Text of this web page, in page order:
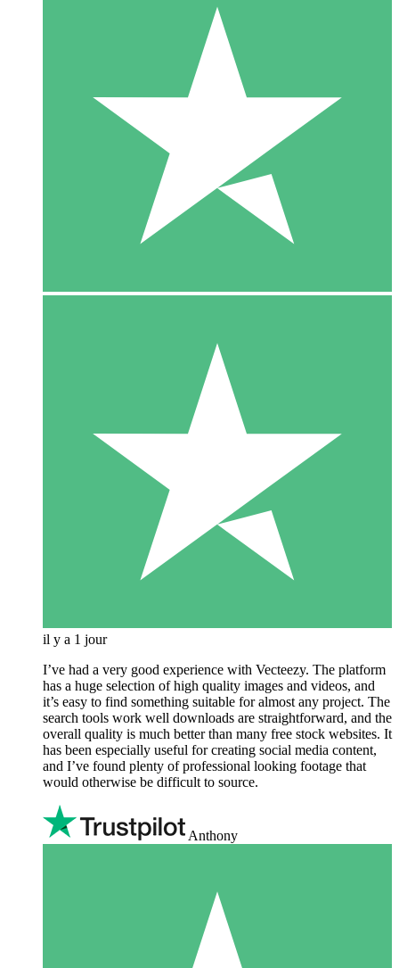
il y a 1 jour
I’ve had a very good experience with Vecteezy. The platform
has a huge selection of high quality images and videos, and
it’s easy to find something suitable for almost any project. The
search tools work well downloads are straightforward, and the
overall quality is much better than many free stock websites. It
has been especially useful for creating social media content,
and I’ve found plenty of professional looking footage that
would otherwise be difficult to source.
Anthony